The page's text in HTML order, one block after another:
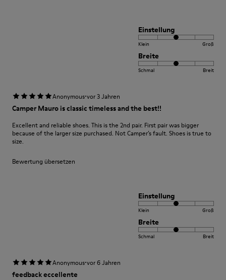
Einstellung
Klein Groß
Breite
Schmal Breit
Anonymous·vor 3 Jahren
Camper Mauro is classic timeless and the best!!
Excellent and reliable shoes. This is the 2nd pair. First pair was bigger
because of the larger size purchased. Not Camper’s fault. Shoes is true to
size.
Bewertung übersetzen
Einstellung
Klein Groß
Breite
Schmal Breit
Anonymous·vor 6 Jahren
feedback eccellente